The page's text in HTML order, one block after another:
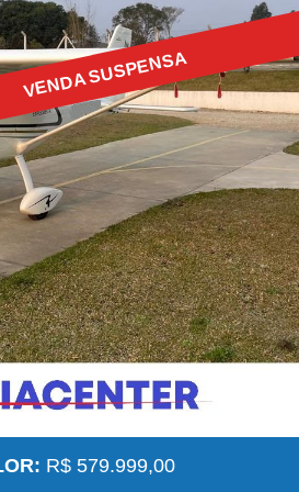
VENDA SUSPENSA
R$ 579.999,00